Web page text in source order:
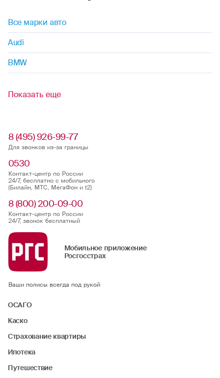
Все марки авто
Audi
BMW
Показать еще
8 (495) 926-99-77
Для звонков из-за границы
0530
Контакт-центр по России
24/7, бесплатно с мобильного
(Билайн, МТС, МегаФон и t2)
8 (800) 200-09-00
Контакт-центр по России
24/7, звонок бесплатный
Мобильное приложение
Росгосстрах
Ваши полисы всегда под рукой
ОСАГО
Каско
Страхование квартиры
Ипотека
Путешествие